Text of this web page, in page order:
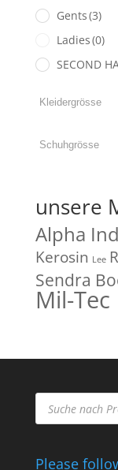
Gents(3)
Ladies(0)
SECOND
unsere
Alpha
Kerosin Lee
Sendra
Mil-Tec
Products
search
Please